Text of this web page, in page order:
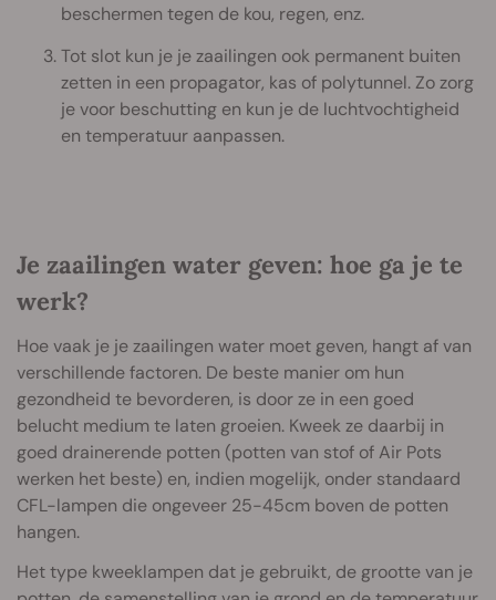
beschermen tegen de kou, regen, enz.
Tot slot kun je je zaailingen ook permanent buiten
zetten in een propagator, kas of polytunnel. Zo zorg
je voor beschutting en kun je de luchtvochtigheid
en temperatuur aanpassen.
Je zaailingen water geven: hoe ga je te
werk?
Hoe vaak je je zaailingen water moet geven, hangt af van
verschillende factoren. De beste manier om hun
gezondheid te bevorderen, is door ze in een goed
belucht medium te laten groeien. Kweek ze daarbij in
goed drainerende potten (potten van stof of Air Pots
werken het beste) en, indien mogelijk, onder standaard
CFL-lampen die ongeveer 25-45cm boven de potten
hangen.
Het type kweeklampen dat je gebruikt, de grootte van je